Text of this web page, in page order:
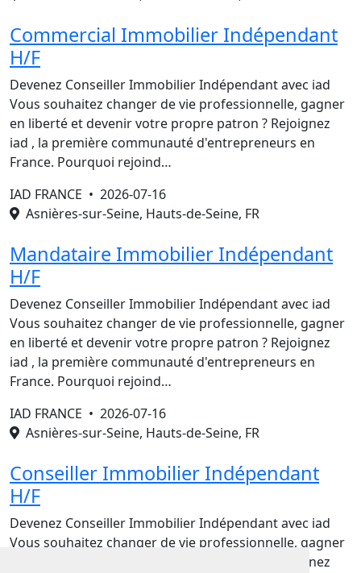
Commercial Immobilier Indépendant
H/F
Devenez Conseiller Immobilier Indépendant avec iad
Vous souhaitez changer de vie professionnelle, gagner
en liberté et devenir votre propre patron ? Rejoignez
iad , la première communauté d'entrepreneurs en
France. Pourquoi rejoind…
IAD FRANCE • 2026-07-16
Asnières-sur-Seine, Hauts-de-Seine, FR
Mandataire Immobilier Indépendant
H/F
Devenez Conseiller Immobilier Indépendant avec iad
Vous souhaitez changer de vie professionnelle, gagner
en liberté et devenir votre propre patron ? Rejoignez
iad , la première communauté d'entrepreneurs en
France. Pourquoi rejoind…
IAD FRANCE • 2026-07-16
Asnières-sur-Seine, Hauts-de-Seine, FR
Conseiller Immobilier Indépendant
H/F
Devenez Conseiller Immobilier Indépendant avec iad
Vous souhaitez changer de vie professionnelle, gagner
en liberté et devenir votre propre patron ? Rejoignez